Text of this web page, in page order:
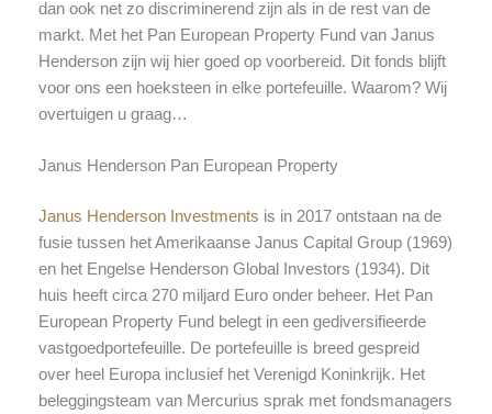
dan ook net zo discriminerend zijn als in de rest van de
markt. Met het Pan European Property Fund van Janus
Henderson zijn wij hier goed op voorbereid. Dit fonds blijft
voor ons een hoeksteen in elke portefeuille. Waarom? Wij
overtuigen u graag…
Janus Henderson Pan European Property
Janus Henderson Investments is in 2017 ontstaan na de
fusie tussen het Amerikaanse Janus Capital Group (1969)
en het Engelse Henderson Global Investors (1934). Dit
huis heeft circa 270 miljard Euro onder beheer. Het Pan
European Property Fund belegt in een gediversifieerde
vastgoedportefeuille. De portefeuille is breed gespreid
over heel Europa inclusief het Verenigd Koninkrijk. Het
beleggingsteam van Mercurius sprak met fondsmanagers